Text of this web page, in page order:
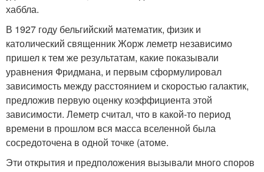
хаббла.
В 1927 году бельгийский математик, физик и
католический священник Жорж леметр независимо
пришел к тем же результатам, какие показывали
уравнения Фридмана, и первым сформулировал
зависимость между расстоянием и скоростью галактик,
предложив первую оценку коэффициента этой
зависимости. Леметр считал, что в какой-то период
времени в прошлом вся масса вселенной была
сосредоточена в одной точке (атоме.
Эти открытия и предположения вызывали много споров